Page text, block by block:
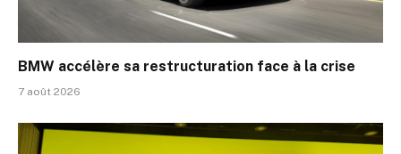
BMW accélère sa restructuration face à la crise
7 août 2026